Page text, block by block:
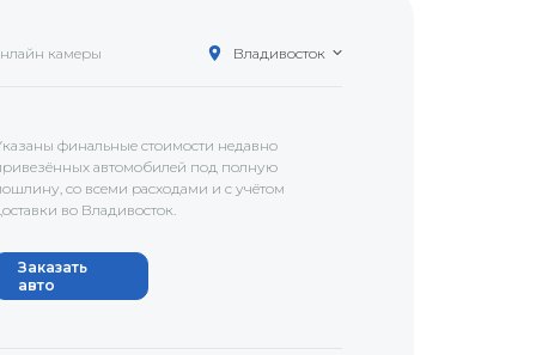
камеры Владивосток
финальные стоимости недавно
автомобилей под полную
со всеми расходами и с учётом
во Владивосток.
Заказать
авто